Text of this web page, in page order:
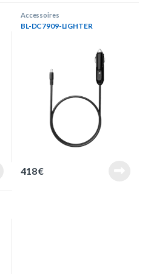
Accessoires
BL-DC7909-LIGHTER
418€